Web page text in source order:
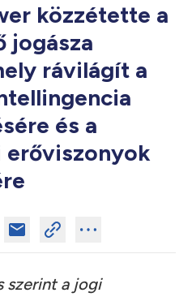
közzétette a
jogásza
rávilágít a
és a
erőviszonyok
szerint a jogi